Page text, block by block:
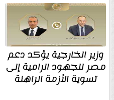
وزير الخارجية يؤكد دعم
مصر للجهود الرامية إلى
تسوية الأزمة الراهنة